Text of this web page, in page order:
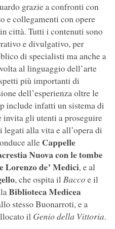
grazie a confronti con
e collegamenti con opere
città. Tutti i contenuti sono
e divulgativo, per
di specialisti ma anche a
al linguaggio dell’arte
più importanti di
dell’esperienza oltre le
include infatti un sistema di
invita gli utenti a proseguire
alla vita e all’opera di
alle Cappelle
Nuova con le tombe
Lorenzo de’ Medici, e al
, che ospita ilBaccoe il
Biblioteca Medicea
stesso Buonarroti, e a
il Genio della Vittoria.